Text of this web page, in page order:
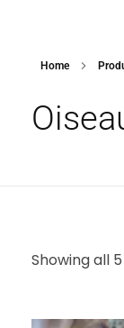
Home
Showing all